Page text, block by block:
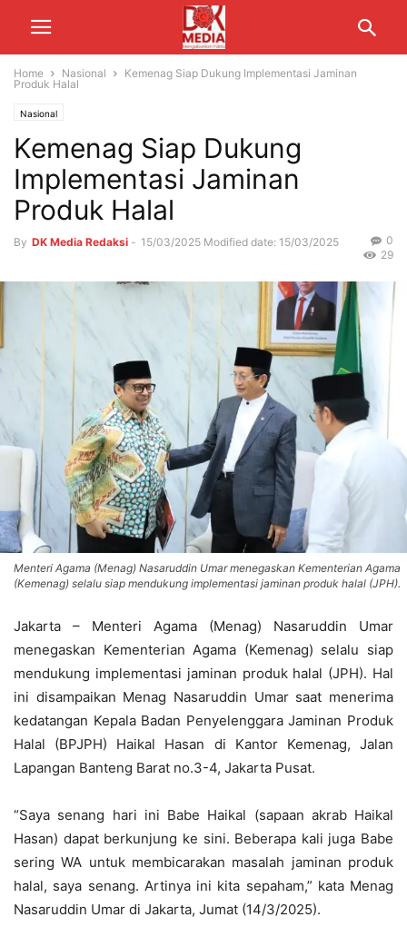
Home Nasional
Kemenag Siap Dukung Implementasi Jaminan
Produk Halal
Nasional
Kemenag Siap Dukung
Implementasi Jaminan
Produk Halal
By DK Media Redaksi - 15/03/2025 Modified date: 15/03/2025
0
29
Menteri Agama (Menag) Nasaruddin Umar menegaskan Kementerian Agama
(Kemenag) selalu siap mendukung implementasi jaminan produk halal (JPH).
Jakarta – Menteri Agama (Menag) Nasaruddin Umar
menegaskan Kementerian Agama (Kemenag) selalu siap
mendukung implementasi jaminan produk halal (JPH). Hal
ini disampaikan Menag Nasaruddin Umar saat menerima
kedatangan Kepala Badan Penyelenggara Jaminan Produk
Halal (BPJPH) Haikal Hasan di Kantor Kemenag, Jalan
Lapangan Banteng Barat no.3-4, Jakarta Pusat.
“Saya senang hari ini Babe Haikal (sapaan akrab Haikal
Hasan) dapat berkunjung ke sini. Beberapa kali juga Babe
sering WA untuk membicarakan masalah jaminan produk
halal, saya senang. Artinya ini kita sepaham,” kata Menag
Nasaruddin Umar di Jakarta, Jumat (14/3/2025).